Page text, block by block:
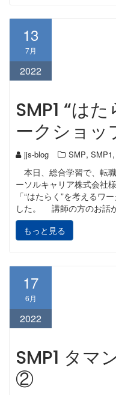
13
7月
2022
SMP1 “は
ークショッ
jjs-blog SMP, SMP1,
本日、総合学習で、転
ーソルキャリア株式会社
「“はたらく”を考えるワ
した。 講師の方のお話
もっと見る
17
6月
2022
SMP1 タマ
②